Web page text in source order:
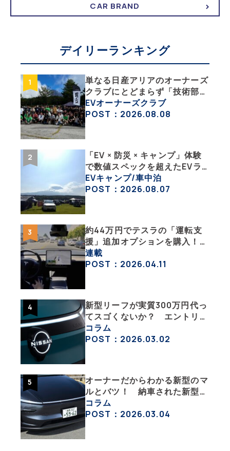
CAR BRAND
デイリーランキング
単なる日産アリアのオーナーズ
クラブにとどまらず「技術部」
「バイク部」「釣り部」など多
彩な趣味人集合体がAOCJ【
EVオーナーズクラブ
POST：2026.08.08
「EV × 防災 × キャンプ」体験
で数値スペックを超えたEVラ
イフの豊かさを実感【 EV
SUMMER CAMP 2026 】
EVキャンプ/車中泊
POST：2026.08.07
約44万円でテスラの「運転支
援」追加オプションを購入！
果たして価格以上の効果はあっ
たのか？【テスラ沼にはまった
連載
POST：2026.04.11
新型リーフが実質300万円代っ
てスゴくないか？ エントリー
グレード「B5」の中身を詳細
チェックした
コラム
POST：2026.03.02
オーナーだからわかる新型のマ
ルとバツ！ 納車された新型を
旧型モデルＹと細部まで比べて
みた【テスラ沼にはまった大学
コラム
POST：2026.03.04